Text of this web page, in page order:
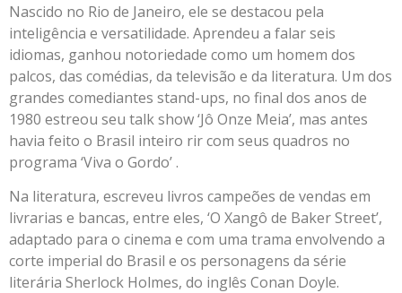
Nascido no Rio de Janeiro, ele se destacou pela
inteligência e versatilidade. Aprendeu a falar seis
idiomas, ganhou notoriedade como um homem dos
palcos, das comédias, da televisão e da literatura. Um dos
grandes comediantes stand-ups, no final dos anos de
1980 estreou seu talk show ‘Jô Onze Meia’, mas antes
havia feito o Brasil inteiro rir com seus quadros no
programa ‘Viva o Gordo’ .
Na literatura, escreveu livros campeões de vendas em
livrarias e bancas, entre eles, ‘O Xangô de Baker Street’,
adaptado para o cinema e com uma trama envolvendo a
corte imperial do Brasil e os personagens da série
literária Sherlock Holmes, do inglês Conan Doyle.